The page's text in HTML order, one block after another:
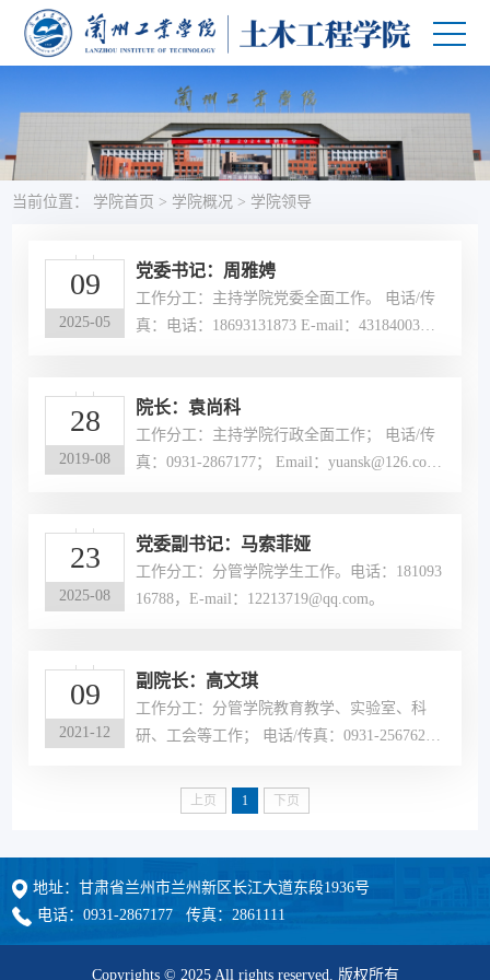
当前位置： 学院首页 > 学院概况 > 学院领导
09
2025-05
党委书记：周雅娉
工作分工：主持学院党委全面工作。 电话/传
真：电话：18693131873 E-mail：43184003@q
28
2019-08
院长：袁尚科
工作分工：主持学院行政全面工作； 电话/传
真：0931-2867177； Email：yuansk@126.co
23
2025-08
党委副书记：马索菲娅
工作分工：分管学院学生工作。电话：181093
16788，E-mail：12213719@qq.com。
09
2021-12
副院长：高文琪
工作分工：分管学院教育教学、实验室、科
研、工会等工作； 电话/传真：0931-256762
上页 1 下页
地址：甘肃省兰州市兰州新区长江大道东段1936号
电话：0931-2867177 传真：2861111
Copyrights © 2025 All rights reserved. 版权所有